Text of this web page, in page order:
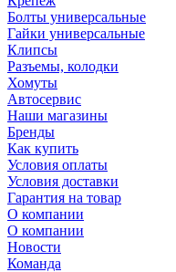
Болты универсальные
Гайки универсальные
Клипсы
Разъемы, колодки
Хомуты
Автосервис
Наши магазины
Бренды
Как купить
Условия оплаты
Условия доставки
Гарантия на товар
О компании
О компании
Новости
Команда